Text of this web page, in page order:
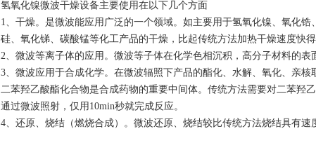
氢氧化镍微波干燥设备主要使用在以下几个方面
1、干燥。是微波能应用广泛的一个领域。如主要用于氢氧化镍、氧化
硅、氧化锑、碳酸锰等化工产品的干燥，比起传统方法加热干燥速度快得
2、微波等离子体的应用。微波等子体在化学色相沉积，高分子材料的表
3、微波应用于合成化学。在微波辐照下产品的酯化、水解、氧化、亲核
二苯羟乙酸酯化合物是合成药物的重要中间体。传统方法需要对二苯羟
通过微波照射，仅用10min秒就完成反应。
4、还原、烧结（燃烧合成）。微波还原、烧结较比传统方法烧结具有速